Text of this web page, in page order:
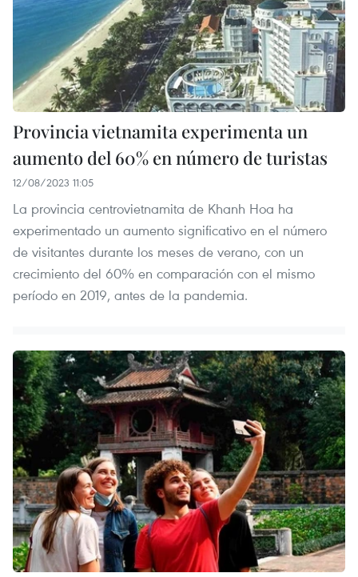
Provincia vietnamita experimenta un
aumento del 60% en número de turistas
12/08/2023 11:05
La provincia centrovietnamita de Khanh Hoa ha
experimentado un aumento significativo en el número
de visitantes durante los meses de verano, con un
crecimiento del 60% en comparación con el mismo
período en 2019, antes de la pandemia.